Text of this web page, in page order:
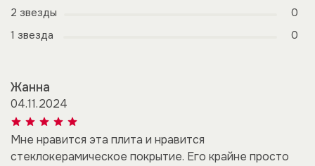
Жанна
04.11.2024
Мне нравится эта плита и нравится
стеклокерамическое покрытие. Его крайне просто
2 звезды
0
1 звезда
0